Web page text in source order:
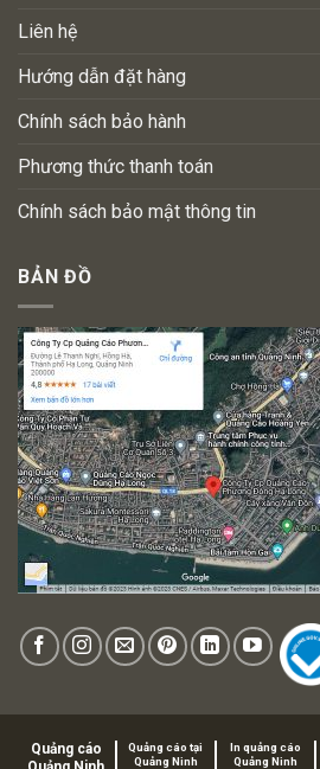
Liên hệ
Hướng dẫn đặt hàng
Chính sách bảo hành
Phương thức thanh toán
Chính sách bảo mật thông tin
BẢN ĐỒ
Quảng cáo
Quảng cáo tại
Quảng Ninh
In quảng cáo
Quảng Ninh